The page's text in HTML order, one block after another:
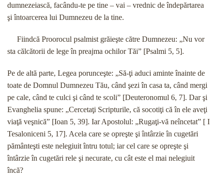
dumnezeiască, facându-te pe tine – vai – vrednic de îndepărtarea
şi întoarcerea lui Dumnezeu de la tine.
Fiindcă Proorocul psalmist grăieşte către Dumnezeu: „Nu vor
sta călcătorii de lege în preajma ochilor Tăi” [Psalmi 5, 5].
Pe de altă parte, Legea porunceşte: „Să-ţi aduci aminte înainte de
toate de Domnul Dumnezeu Tău, când şezi în casa ta, când mergi
pe cale, când te culci şi când te scoli” [Deuteronomul 6, 7]. Dar şi
Evanghelia spune: „Cercetaţi Scripturile, că socotiţi că în ele aveţi
viaţă veşnică” [Ioan 5, 39]. Iar Apostolul: „Rugaţi-vă neîncetat” [ I
Tesaloniceni 5, 17]. Acela care se opreşte şi întârzie în cugetări
pământeşti este nelegiuit întru totul; iar cel care se opreşte şi
întârzie în cugetări rele şi necurate, cu cât este el mai nelegiuit
încă?